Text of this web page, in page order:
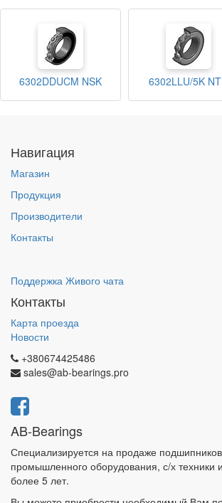
6302DDUCM NSK 6302LLU/5K
Навигация
Магазин
Продукция
Производители
Контакты
Поддержка Живого чата
Контакты
Карта проезда
Новости
+380674425486
sales@ab-bearings.pro
AB-Bearings
Специализируется на продаже
промышленного оборудования, с/х техники
более 5 лет.